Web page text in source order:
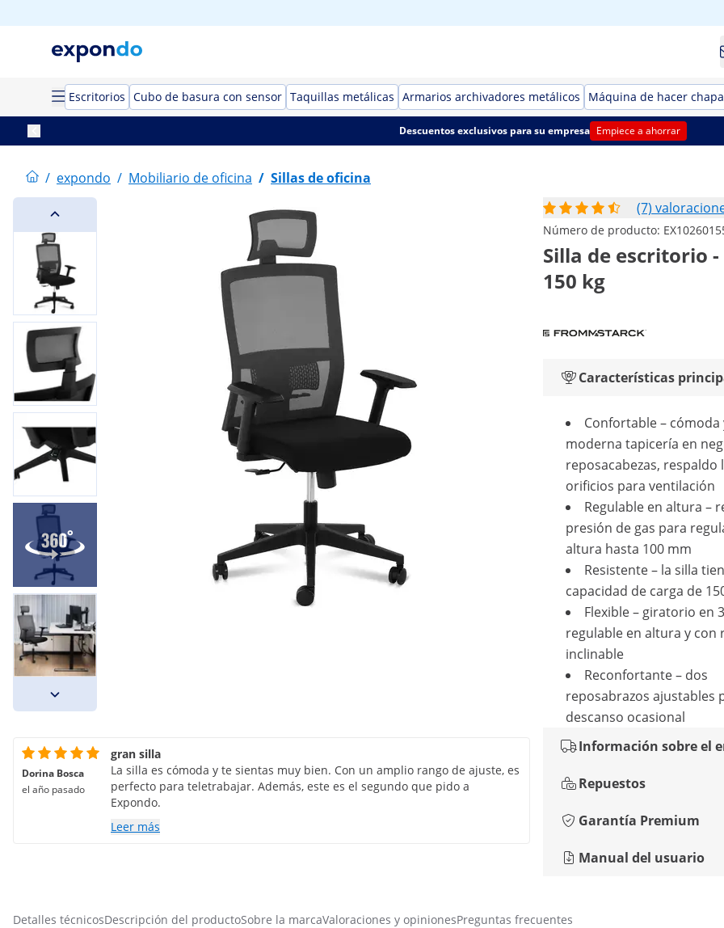
Escritorios Cubo de basura con sensor Taquillas metálicas Armarios archivadores metálicos Máquina de hacer
Descuentos exclusivos para su empresa Empiece a ahorrar
/ expondo / Mobiliario de oficina / Sillas de oficina
(7)
Número de producto:
Silla de escritorio
150 kg
Características
Confortable – cómoda
moderna tapicería en
reposacabezas, respaldo
orificios para ventilación
Regulable en altura –
presión de gas para
altura hasta 100 mm
Resistente – la silla
capacidad de carga de
Flexible – giratorio en
regulable en altura y con
inclinable
Reconfortante – dos
reposabrazos ajustables
descanso ocasional
Información sobre el
Repuestos
Garantía Premium
Manual del usuario
Dorina Bosca
el año pasado
gran silla
La silla es cómoda y te sientas muy bien. Con un amplio rango de ajuste, es
perfecto para teletrabajar. Además, este es el segundo que pido a
Expondo.
Leer más
Detalles técnicosDescripción del productoSobre la marcaValoraciones y opinionesPreguntas frecuentes